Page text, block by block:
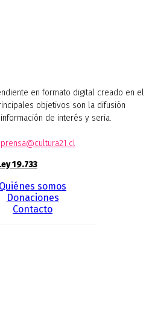
en formato digital creado en el
objetivos son la difusión
de interés y seria.
prensa@cultura21.cl
19.733
Quiénes somos
Donaciones
Contacto